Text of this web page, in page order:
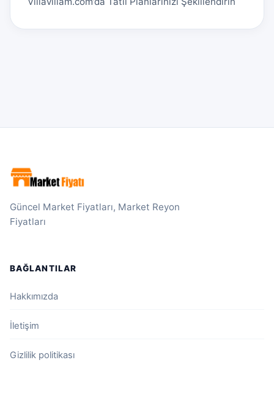
Güncel Market Fiyatları, Market Reyon
Fiyatları
BAĞLANTILAR
Hakkımızda
İletişim
Gizlilik politikası